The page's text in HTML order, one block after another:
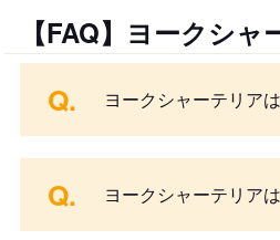
【FAQ】ヨークシ
Q. ヨークシャーテリア
Q. ヨークシャーテリア